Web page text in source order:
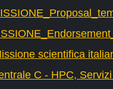
scientifica
C - HPC,